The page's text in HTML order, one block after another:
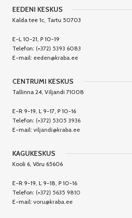
EEDENI KESKUS
Kalda tee 1c, Tartu 50703
E-L 10-21, P 10-19
Telefon: (+372) 5393 6083
E-mail: eeden@kraba.ee
CENTRUMI KESKUS
Tallinna 24, Viljandi 71008
E-R 9-19, L 9-17, P 10-16
Telefon: (+372) 5305 3936
E-mail: viljandi@kraba.ee
KAGUKESKUS
Kooli 6, Võru 65606
E-R 9-19, L 9-18, P 10-16
Telefon: (+372) 5635 9810
E-mail: voru@kraba.ee